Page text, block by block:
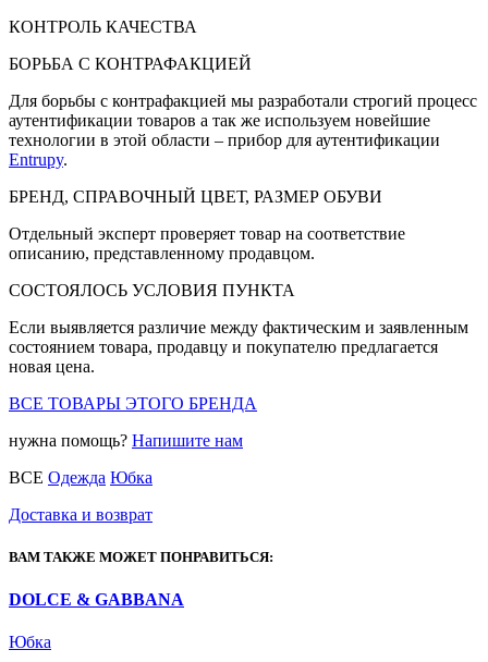
КОНТРОЛЬ КАЧЕСТВА
БОРЬБА С КОНТРАФАКЦИЕЙ
Для борьбы с контрафакцией мы разработали строгий процесс
аутентификации товаров а так же используем новейшие
технологии в этой области – прибор для аутентификации
Entrupy.
БРЕНД, СПРАВОЧНЫЙ ЦВЕТ, РАЗМЕР ОБУВИ
Отдельный эксперт проверяет товар на соответствие
описанию, представленному продавцом.
СОСТОЯЛОСЬ УСЛОВИЯ ПУНКТА
Если выявляется различие между фактическим и заявленным
состоянием товара, продавцу и покупателю предлагается
новая цена.
ВСЕ ТОВАРЫ ЭТОГО БРЕНДА
нужна помощь? Напишите нам
ВСЕ Одежда Юбка
Доставка и возврат
ВАМ ТАКЖЕ МОЖЕТ ПОНРАВИТЬСЯ:
DOLCE & GABBANA
Юбка